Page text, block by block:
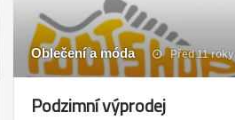
Oblečení a móda Před 11 roky
Podzimní výprodej